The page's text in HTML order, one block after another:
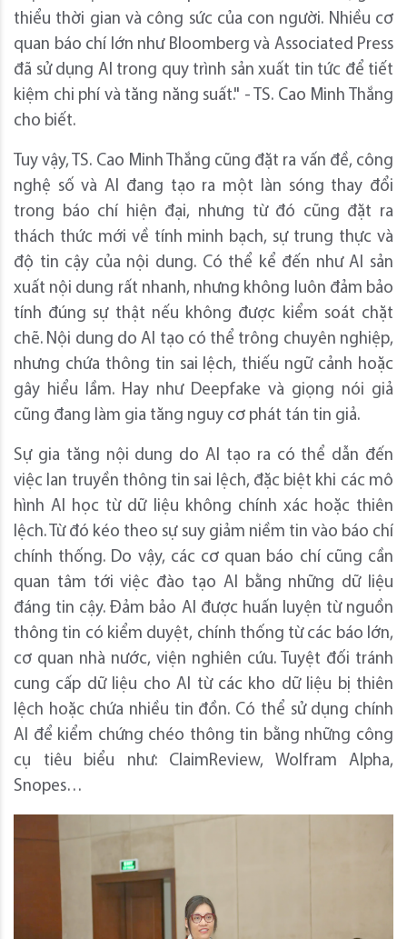
thiểu thời gian và công sức của con người. Nhiều cơ
quan báo chí lớn như Bloomberg và Associated Press
đã sử dụng AI trong quy trình sản xuất tin tức để tiết
kiệm chi phí và tăng năng suất." - TS. Cao Minh Thắng
cho biết.
Tuy vậy, TS. Cao Minh Thắng cũng đặt ra vấn đề, công
nghệ số và AI đang tạo ra một làn sóng thay đổi
trong báo chí hiện đại, nhưng từ đó cũng đặt ra
thách thức mới về tính minh bạch, sự trung thực và
độ tin cậy của nội dung. Có thể kể đến như AI sản
xuất nội dung rất nhanh, nhưng không luôn đảm bảo
tính đúng sự thật nếu không được kiểm soát chặt
chẽ. Nội dung do AI tạo có thể trông chuyên nghiệp,
nhưng chứa thông tin sai lệch, thiếu ngữ cảnh hoặc
gây hiểu lầm. Hay như Deepfake và giọng nói giả
cũng đang làm gia tăng nguy cơ phát tán tin giả.
Sự gia tăng nội dung do AI tạo ra có thể dẫn đến
việc lan truyền thông tin sai lệch, đặc biệt khi các mô
hình AI học từ dữ liệu không chính xác hoặc thiên
lệch. Từ đó kéo theo sự suy giảm niềm tin vào báo chí
chính thống. Do vậy, các cơ quan báo chí cũng cần
quan tâm tới việc đào tạo AI bằng những dữ liệu
đáng tin cậy. Đảm bảo AI được huấn luyện từ nguồn
thông tin có kiểm duyệt, chính thống từ các báo lớn,
cơ quan nhà nước, viện nghiên cứu. Tuyệt đối tránh
cung cấp dữ liệu cho AI từ các kho dữ liệu bị thiên
lệch hoặc chứa nhiều tin đồn. Có thể sử dụng chính
AI để kiểm chứng chéo thông tin bằng những công
cụ tiêu biểu như: ClaimReview, Wolfram Alpha,
Snopes…